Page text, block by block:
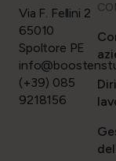
Via F. Fellini 2
65010
Spoltore PE
(+39) 085
9218156